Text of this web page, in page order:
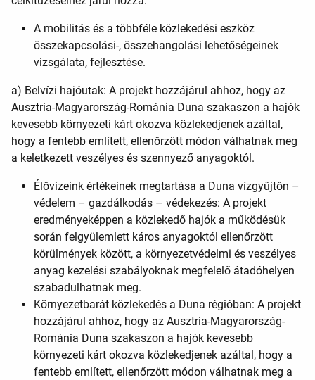
A mobilitás és a többféle közlekedési eszköz
összekapcsolási-, összehangolási lehetőségeinek
vizsgálata, fejlesztése.
a) Belvízi hajóutak: A projekt hozzájárul ahhoz, hogy az
Ausztria-Magyarország-Románia Duna szakaszon a hajók
kevesebb környezeti kárt okozva közlekedjenek azáltal,
hogy a fentebb említett, ellenőrzött módon válhatnak meg
a keletkezett veszélyes és szennyező anyagoktól.
Élővizeink értékeinek megtartása a Duna vízgyűjtőn –
védelem – gazdálkodás – védekezés: A projekt
eredményeképpen a közlekedő hajók a működésük
során felgyülemlett káros anyagoktól ellenőrzött
körülmények között, a környezetvédelmi és veszélyes
anyag kezelési szabályoknak megfelelő átadóhelyen
szabadulhatnak meg.
Környezetbarát közlekedés a Duna régióban: A projekt
hozzájárul ahhoz, hogy az Ausztria-Magyarország-
Románia Duna szakaszon a hajók kevesebb
környezeti kárt okozva közlekedjenek azáltal, hogy a
fentebb említett, ellenőrzött módon válhatnak meg a